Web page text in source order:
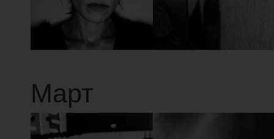
Март